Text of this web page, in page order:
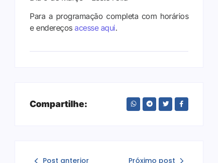
Para a programação completa com horários
e endereços acesse aqui.
Compartilhe:
Post anterior Próximo post